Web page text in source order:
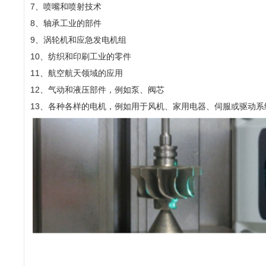
7、喷嘴和喷射技术
8、轴承工业的部件
9、涡轮机和应急发电机组
10、纺织和印刷工业的零件
11、航空航天领域的应用
12、气动和液压部件，例如泵、阀芯
13、各种各样的电机，例如用于风机、家用电器、伺服或驱动